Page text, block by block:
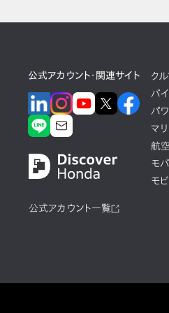
公式アカウント・関連サイト
公式アカウント一覧
ク
バ
パ
マ
航空
モ
モ